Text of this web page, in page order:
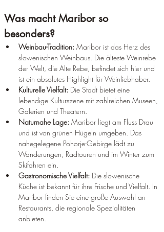
Was macht Maribor so
besonders?
Weinbau-Tradition: Maribor ist das Herz des
slowenischen Weinbaus. Die älteste Weinrebe
der Welt, die Alte Rebe, befindet sich hier und
ist ein absolutes Highlight für Weinliebhaber.
Kulturelle Vielfalt: Die Stadt bietet eine
lebendige Kulturszene mit zahlreichen Museen,
Galerien und Theatern.
Naturnahe Lage: Maribor liegt am Fluss Drau
und ist von grünen Hügeln umgeben. Das
nahegelegene Pohorje-Gebirge lädt zu
Wanderungen, Radtouren und im Winter zum
Skifahren ein.
Gastronomische Vielfalt: Die slowenische
Küche ist bekannt für ihre Frische und Vielfalt. In
Maribor finden Sie eine große Auswahl an
Restaurants, die regionale Spezialitäten
anbieten.